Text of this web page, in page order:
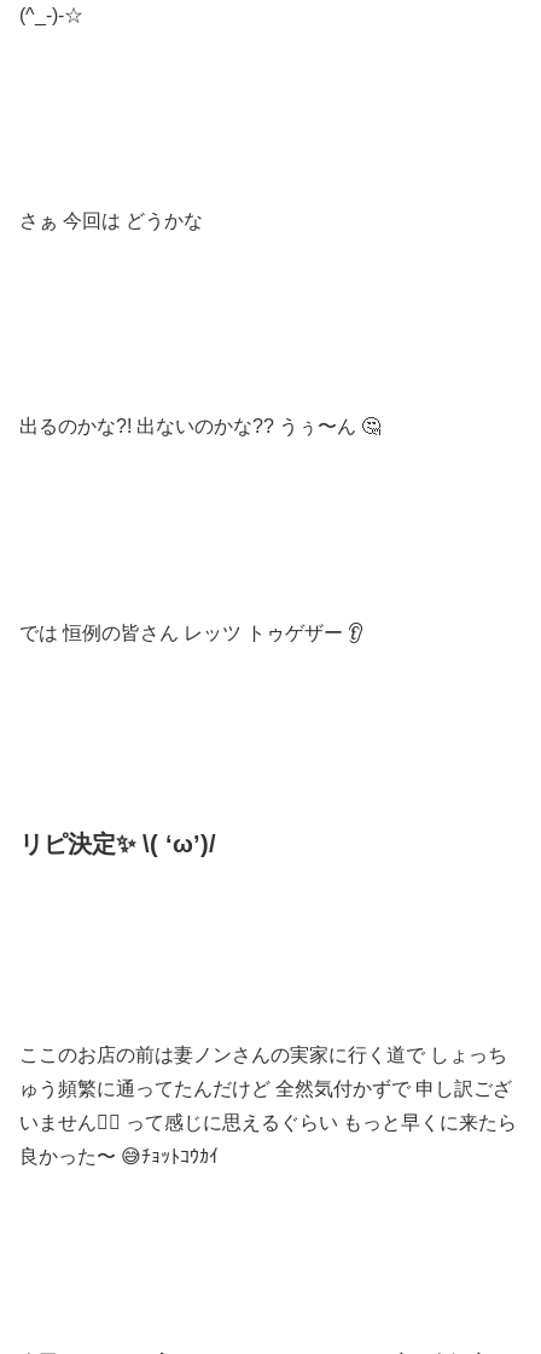
(^_-)-☆
さぁ 今回は どうかな
出るのかな?! 出ないのかな?? うぅ〜ん 🤔
では 恒例の皆さん レッツ トゥゲザー 👂
リピ決定✨ \( ‘ω’)/
ここのお店の前は妻ノンさんの実家に行く道で しょっち
ゅう頻繁に通ってたんだけど 全然気付かずで 申し訳ござ
いません🙇‍♂️ って感じに思えるぐらい もっと早くに来たら
良かった〜 😅ﾁｮｯﾄｺｳｶｲ